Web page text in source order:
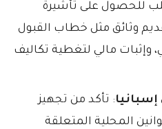
للحصول على تأشيرة
وثائق مثل خطاب القبول
وإثبات مالي لتغطية تكاليف
: تأكد من تجهيز
المحلية المتعلقة